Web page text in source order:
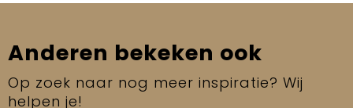
Anderen bekeken ook
Op zoek naar nog meer inspiratie? Wij
helpen je!